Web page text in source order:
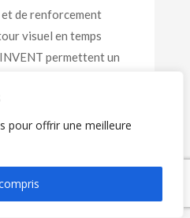
pour offrir une meilleure
de renforcement
visuel en temps
permettent un
des